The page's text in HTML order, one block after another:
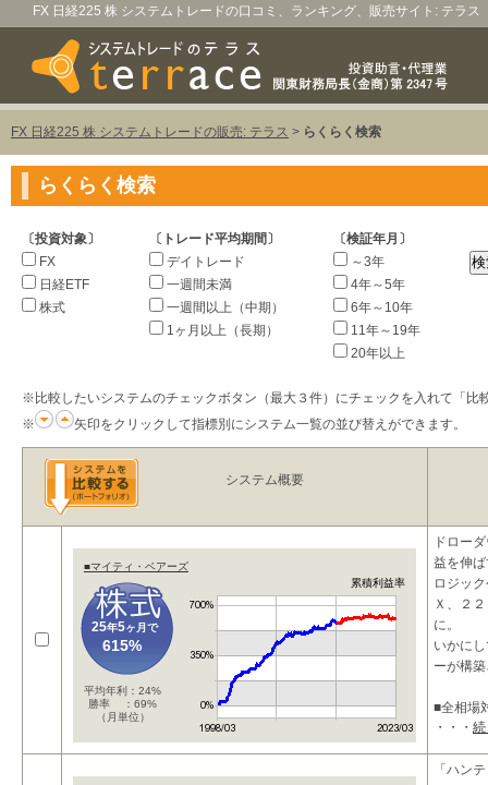
FX 日経225 株 システムトレードの口コミ、ランキング、販売サイト: テラス
FX 日経225 株 システムトレードの販売: テラス > らくらく検索
らくらく検索
〔投資対象〕
FX
日経ETF
株式
〔トレード平均期間〕
デイトレード
一週間未満
一週間以上（中期）
1ヶ月以上（長期）
〔検証年月〕
～3年
4年～5年
6年～10年
11年～19年
20年以上
※比較したいシステムのチェックボタン（最大３件）にチェックを入れて「比
※
矢印をクリックして指標別にシステム一覧の並び替えができます。
システム概要
■マイティ・ベアーズ
累積利益率
25年5ヶ月で
615%
平均年利：24%
勝率 ：69%
（月単位）
ドロー
益を伸
ロジッ
Ｘ、２
に。
いかに
ーが構
■全相場
・・・
「ハン